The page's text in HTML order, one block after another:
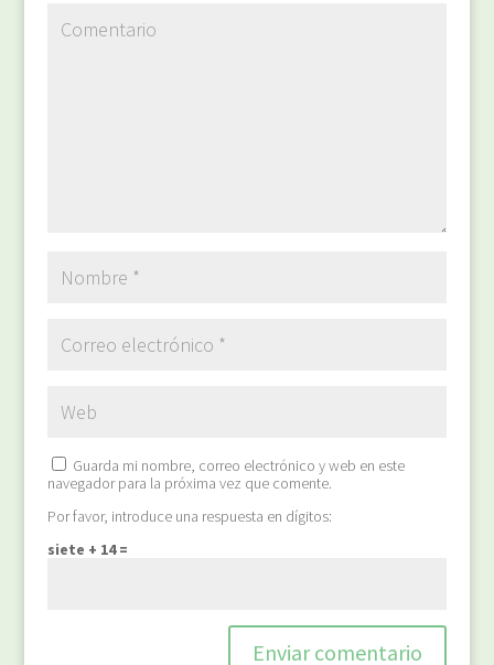
Guarda mi nombre, correo electrónico y web en este
navegador para la próxima vez que comente.
Por favor, introduce una respuesta en dígitos:
siete + 14 =